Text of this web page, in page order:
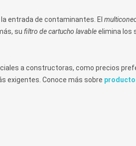
entrada de contaminantes. El
su filtro de cartucho lavableelimina los
a constructoras, como precios
exigentes. Conoce más sobre